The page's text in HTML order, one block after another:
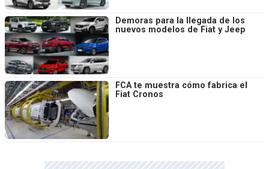
Demoras para la llegada de los
nuevos modelos de Fiat y Jeep
FCA te muestra cómo fabrica el
Fiat Cronos